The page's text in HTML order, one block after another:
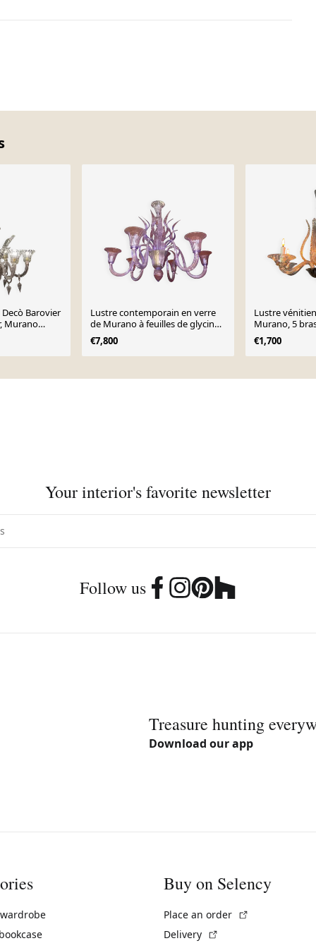
Barovier
Murano
Lustre contemporain en verre
de Murano à feuilles de glycine
« Glicine ».
€7,800
Lustre
Murano, 5
1920
€1,700
Your interior's favorite newsletter
Follow us
Treasure hunting
Download our app
Buy on Selency
Place an order
Delivery